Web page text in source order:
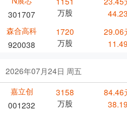
301707
万股
44.23
森合高科
920038
1720
万股
29.06
11.49
2026年07月24日 周五
嘉立创
001232
3158
万股
84.46
38.19